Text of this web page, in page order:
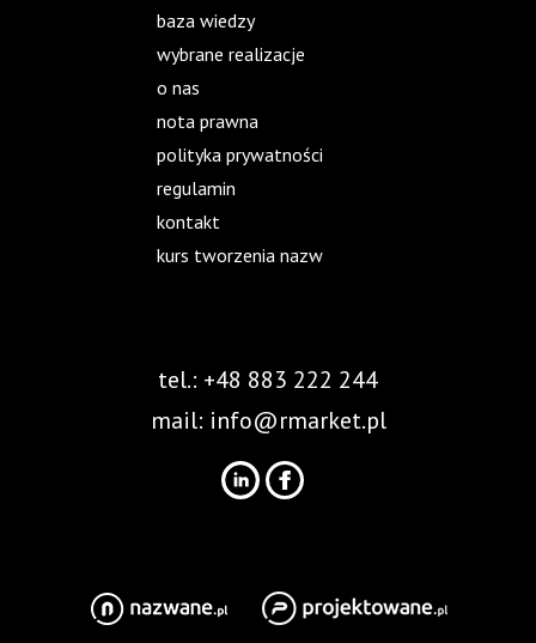
baza wiedzy
wybrane realizacje
o nas
nota prawna
polityka prywatności
regulamin
kontakt
kurs tworzenia nazw
tel.: +48 883 222 244
mail: info@rmarket.pl